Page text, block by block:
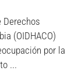
Derechos
(OIDHACO)
por la
...